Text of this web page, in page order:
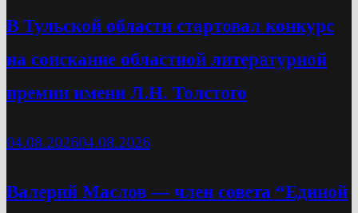
В Тульской области стартовал конкурс
на соискание областной литературной
премии имени Л.Н. Толстого
04.08.202604.08.2026
Валерий Маслов — член совета “Единой